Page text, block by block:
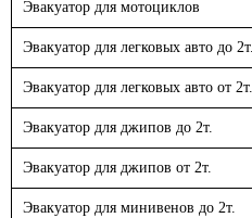
Эвакуатор для мотоциклов
Эвакуатор для легковых авто до 2т.
Эвакуатор для легковых авто от 2т.
Эвакуатор для джипов до 2т.
Эвакуатор для джипов от 2т.
Эвакуатор для минивенов до 2т.